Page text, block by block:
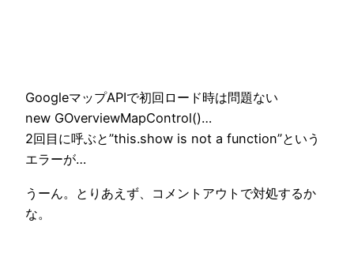
GoogleマップAPIで初回ロード時は問題ない
new GOverviewMapControl()…
2回目に呼ぶと”this.show is not a function”という
エラーが…
うーん。とりあえず、コメントアウトで対処するか
な。